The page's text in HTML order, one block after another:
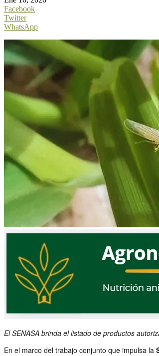
Facebook
Twitter
WhatsApp
El SENASA brinda el listado de productos
En el marco del trabajo conjunto que impulsa la